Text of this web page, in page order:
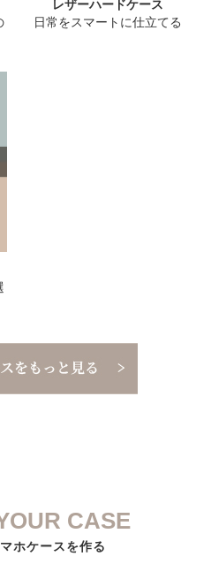
CASE
ホケースを作る